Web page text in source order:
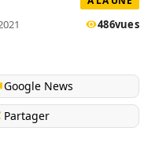
486vues
Google News
Partager